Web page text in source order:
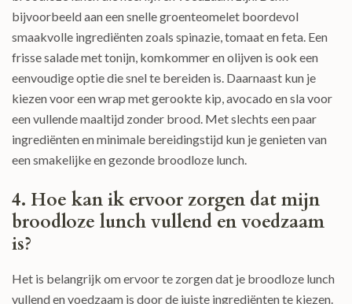
bijvoorbeeld aan een snelle groenteomelet boordevol
smaakvolle ingrediënten zoals spinazie, tomaat en feta. Een
frisse salade met tonijn, komkommer en olijven is ook een
eenvoudige optie die snel te bereiden is. Daarnaast kun je
kiezen voor een wrap met gerookte kip, avocado en sla voor
een vullende maaltijd zonder brood. Met slechts een paar
ingrediënten en minimale bereidingstijd kun je genieten van
een smakelijke en gezonde broodloze lunch.
4. Hoe kan ik ervoor zorgen dat mijn
broodloze lunch vullend en voedzaam
is?
Het is belangrijk om ervoor te zorgen dat je broodloze lunch
vullend en voedzaam is door de juiste ingrediënten te kiezen.